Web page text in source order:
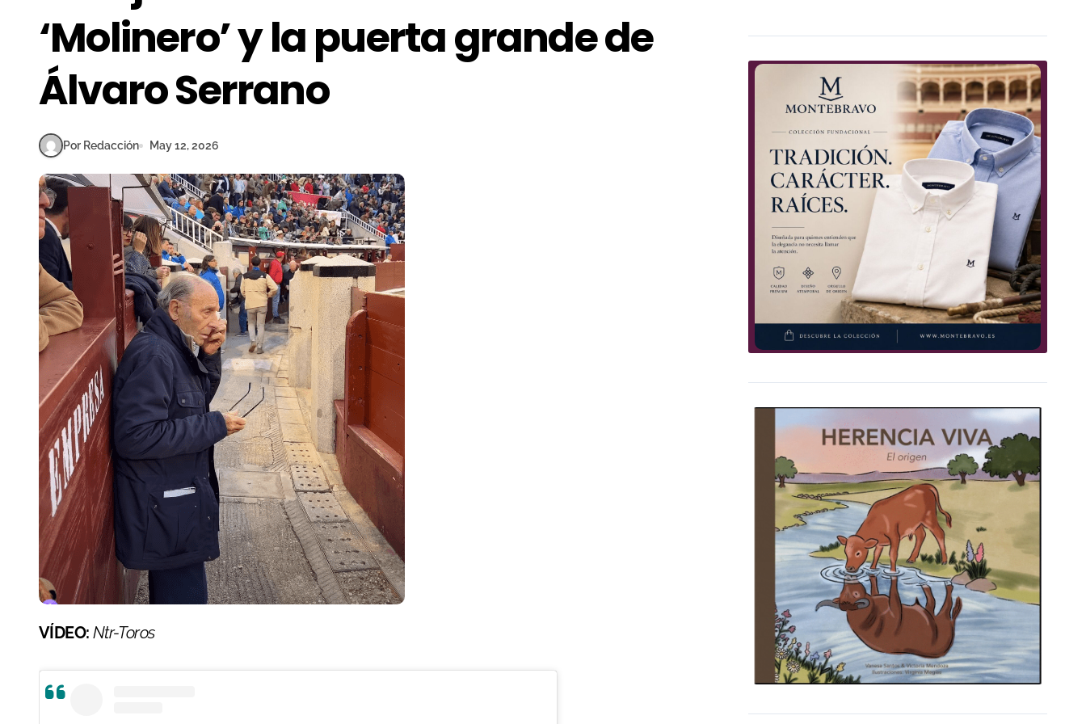
‘Molinero’ y la puerta grande de
Álvaro Serrano
Por Redacción May 12, 2026
VÍDEO: Ntr-Toros